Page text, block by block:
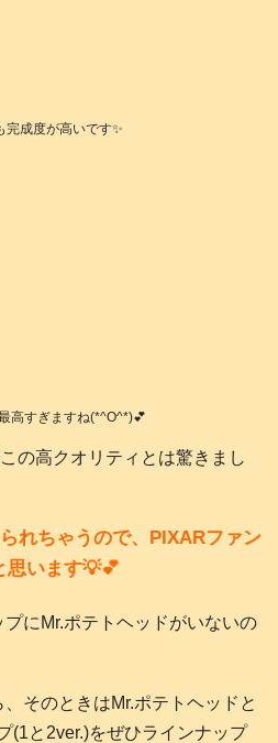
完成度が高いです✨
高すぎますね(*^O^*)💕
の高クオリティとは驚きまし
れちゃうので、PIXARファン
思います💡💕
にMr.ポテトヘッドがいないの
そのときはMr.ポテトヘッドと
(1と2ver.)をぜひラインナップ